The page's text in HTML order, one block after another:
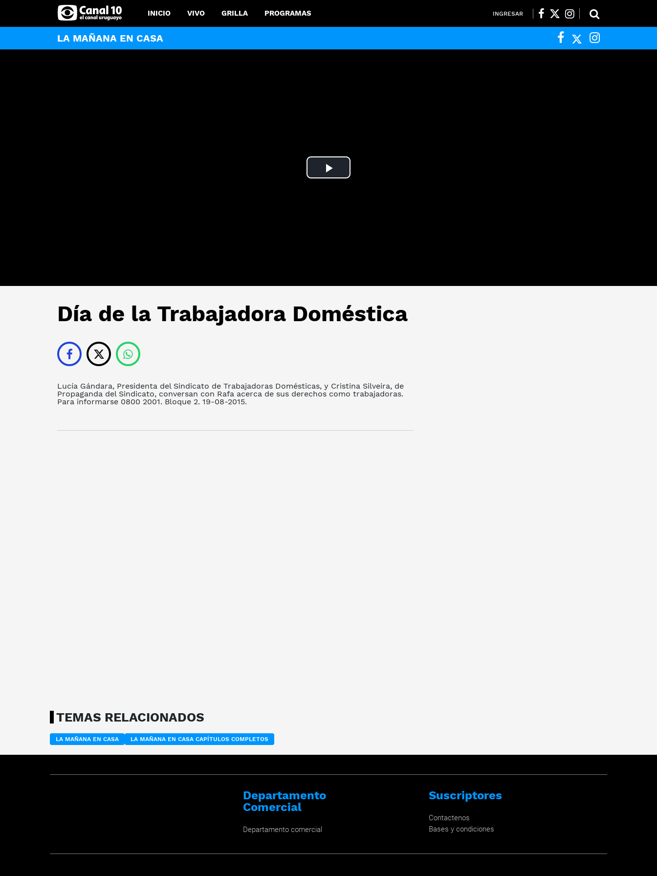
INICIO VIVO GRILLA PROGRAMAS INGRESAR
LA MAÑANA EN CASA
Play
Día de la Trabajadora Doméstica
Lucía Gándara, Presidenta del Sindicato de Trabajadoras Domésticas, y Cristina Silveira, de
Propaganda del Sindicato, conversan con Rafa acerca de sus derechos como trabajadoras.
Para informarse 0800 2001. Bloque 2. 19-08-2015.
TEMAS RELACIONADOS
LA MAÑANA EN CASA LA MAÑANA EN CASA CAPÍTULOS COMPLETOS
Departamento
Comercial
Departamento comercial
Suscriptores
Contactenos
Bases y condiciones